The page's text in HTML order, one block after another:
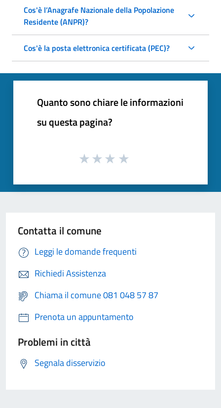
Cos'è l’Anagrafe Nazionale della Popolazione
Residente (ANPR)?
Cos'è la posta elettronica certificata (PEC)?
Quanto sono chiare le informazioni
su questa pagina?
Contatta il comune
Leggi le domande frequenti
Richiedi Assistenza
Chiama il comune 081 048 57 87
Prenota un appuntamento
Problemi in città
Segnala disservizio